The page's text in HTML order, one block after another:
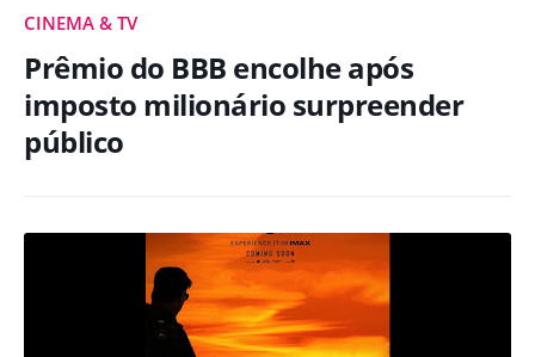
CINEMA & TV
Prêmio do BBB encolhe após
imposto milionário surpreender
público